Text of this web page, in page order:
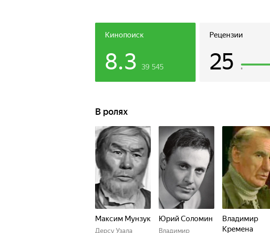
Кинопоиск
8.3 39 545
Рецензии
25
В ролях
Максим Мунзук
Дерсу Узала
Юрий Соломин
Владимир
Владимир
Кремена